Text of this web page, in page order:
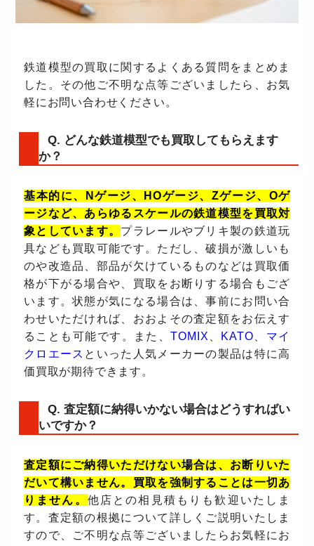
鉄道模型の買取に関するよくある質問をまとめま
した。その他ご不明な点等ございましたら、お気
軽にお問い合わせください。
Q. どんな鉄道模型でも買取してもらえます
か？
基本的に、Nゲージ、HOゲージ、Zゲージ、Oゲ
ージなど、あらゆるスケールの鉄道模型を買取対
象としています。 プラレールやブリキ製の鉄道玩
具なども買取可能です。ただし、破損が激しいも
のや改造品、部品が欠けているものなどは買取価
格が下がる場合や、買取をお断りする場合もござ
います。状態が気になる場合は、事前にお問い合
わせいただければ、おおよその査定額をお伝えす
ることも可能です。また、TOMIX KATO
マイ
クロエース といった人気メーカーの製品は特に高
価買取が期待できます。
Q. 査定額に納得いかない場合はどうすればい
いですか？
査定額にご納得いただけない場合は、お断りいた
だいて構いません。買取を強制することは一切あ
りません。 他店との相見積もりも歓迎いたしま
す。査定額の根拠について詳しくご説明いたしま
すので、ご不明な点等ございましたらお気軽にお